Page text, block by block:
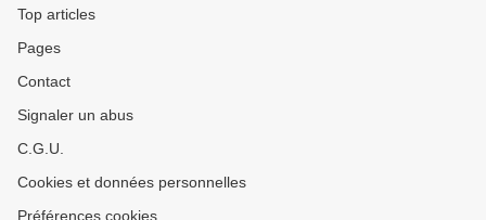
Top articles
Pages
Contact
Signaler un abus
C.G.U.
Cookies et données personnelles
Préférences cookies